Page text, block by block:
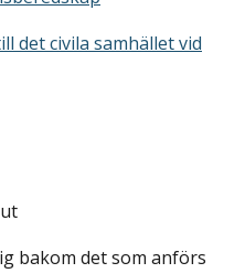
det civila samhället vid
bakom det som anförs